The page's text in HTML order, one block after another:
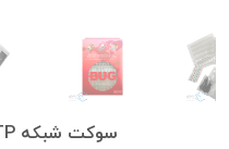
سوکت شبکه Cat6 UTP باگ - BUG